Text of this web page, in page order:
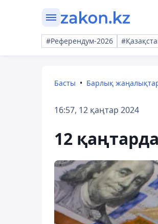
#Референдум-2026
Басты Барлық
16:57, 12 қаңтар 2024
12